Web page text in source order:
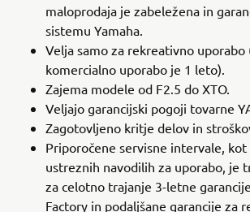
maloprodaja je zabeležena in
sistemu Yamaha.
Velja samo za rekreativno uporabo
komercialno uporabo je 1 leto).
Zajema modele od F2.5 do XTO.
Veljajo garancijski pogoji tovarne
Zagotovljeno kritje delov in
Priporočene servisne intervale, kot
ustreznih navodilih za uporabo, je
za celotno trajanje 3-letne
Factory in podaljšane garancije za